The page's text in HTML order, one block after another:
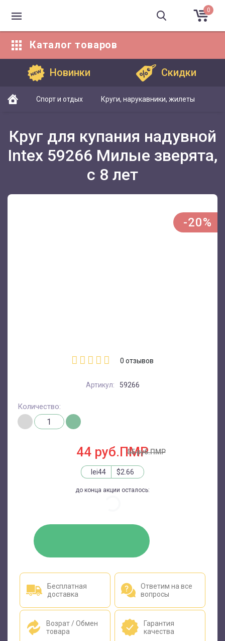
0
Каталог товаров
Новинки Скидки
Спорт и отдых Круги, нарукавники, жилеты
Круг для купания надувной
Intex 59266 Милые зверята,
с 8 лет
-20%
0 отзывов
Артикул: 59266
44 руб.ПМР
55 руб.ПМР
lei44 $2.66
до конца акции осталось:
Количество:
Бесплатная
доставка
Ответим на все
вопросы
Возрат / Обмен
товара
Гарантия
качества